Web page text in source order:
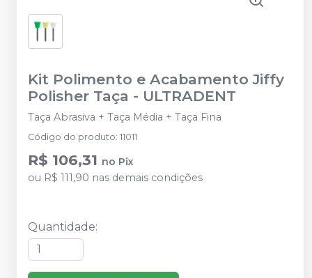
Kit Polimento e Acabamento Jiffy
Polisher Taça - ULTRADENT
Taça Abrasiva + Taça Média + Taça Fina
Código do produto: 11011
R$ 106,31 no Pix
ou R$ 111,90 nas demais condições
Quantidade: